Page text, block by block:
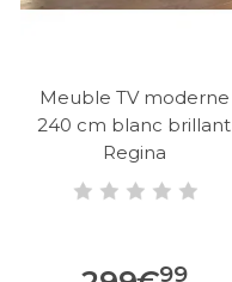
Meuble TV moderne
240 cm blanc brillant
Regina
99